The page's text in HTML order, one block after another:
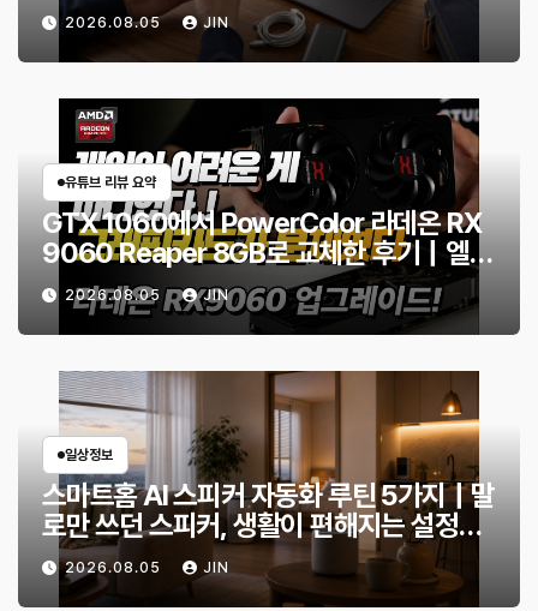
2026.08.05 JIN
유튜브 리뷰 요약
GTX 1060에서 PowerColor 라데온 RX
9060 Reaper 8GB로 교체한 후기｜엘든
링·몬스터 헌터 와일즈 체감 변화
2026.08.05 JIN
일상정보
스마트홈 AI 스피커 자동화 루틴 5가지｜말
로만 쓰던 스피커, 생활이 편해지는 설정
은?2026.08.05 JIN